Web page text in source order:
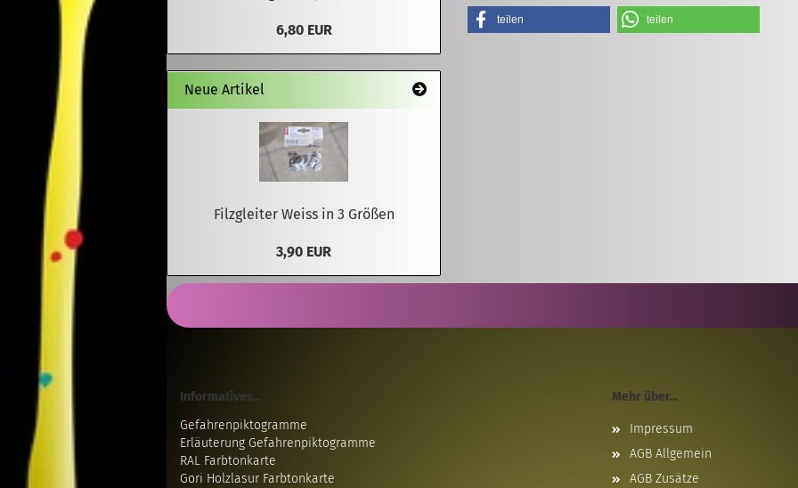
teilen teilen
6,80 EUR
Neue Artikel
Filzgleiter Weiss in 3 Größen
3,90 EUR
Informatives...
Gefahrenpiktogramme
Erläuterung Gefahrenpiktogramme
RAL Farbtonkarte
Gori Holzlasur Farbtonkarte
Mehr über...
Impressum
AGB Allgemein
AGB Zusätze